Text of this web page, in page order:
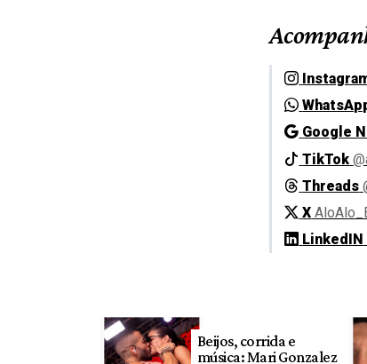
Google
TikTok
Threads
X
LinkedIN
Beijos, corrida e
música: Mari Gonzalez